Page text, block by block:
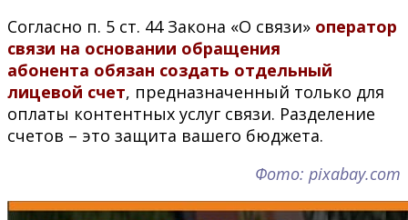
Согласно п. 5 ст. 44 Закона «О связи» оператор
связи на основании обращения
абонента обязан создать отдельный
лицевой счет, предназначенный только для
оплаты контентных услуг связи. Разделение
счетов – это защита вашего бюджета.
Фото: pixabay.com